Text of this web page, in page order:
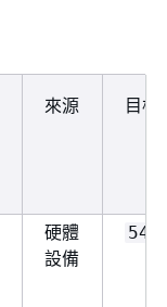
來源 目標
硬體
設備